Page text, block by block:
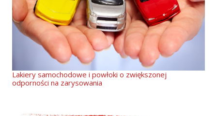
Lakiery samochodowe i powłoki o zwiększonej
odporności na zarysowania